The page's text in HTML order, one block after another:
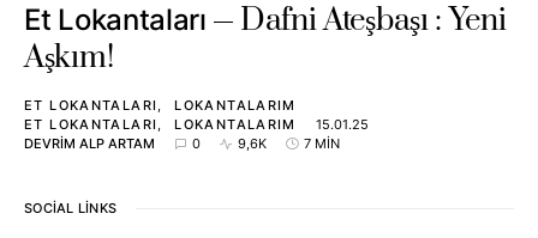
Et Lokantaları
Dafni Ateşbaşı : Yeni
Aşkım!
ET LOKANTALARI
LOKANTALARIM
ET LOKANTALARI
LOKANTALARIM
15.01.25
DEVRIM ALP ARTAM
0 9,6K 7 MIN
SOCIAL LINKS